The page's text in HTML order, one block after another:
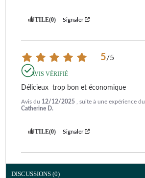
UTILE(0) Signaler
5/5
AVIS VÉRIFIÉ
Délicieux  trop bon et économique
Avis du 12/12/2025 , suite à une expérience du
Catherine D.
UTILE(0) Signaler
DISCUSSIONS (0)